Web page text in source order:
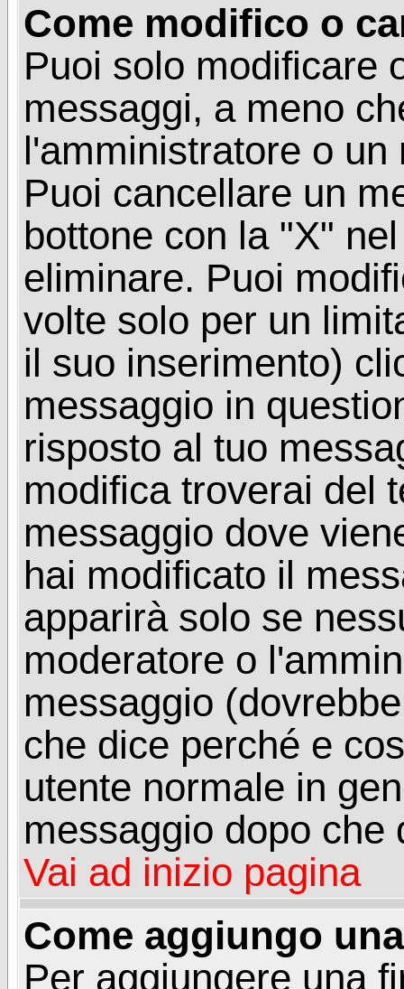
Come modifico o
Puoi solo modificare
messaggi, a meno
l'amministratore o
Puoi cancellare un
bottone con la "X"
eliminare. Puoi
volte solo per un
il suo inserimento)
messaggio in
risposto al tuo
modifica troverai del
messaggio dove
hai modificato il
apparirà solo se
moderatore o
messaggio
che dice perché e
utente normale in
messaggio dopo che
Vai ad inizio pagina
Come aggiungo
Per aggiungere una